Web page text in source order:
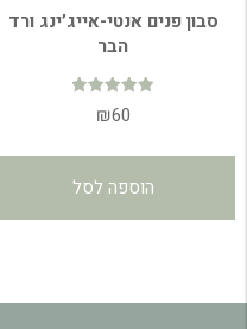
סבון פנים אנטי-אייג’ינג ורד
הבר
דורג
4.96
₪60
הוספה לסל